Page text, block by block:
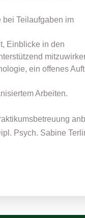
bei Teilaufgaben im
Einblicke in den
ein offenes
Arbeiten.
Psych. Sabine